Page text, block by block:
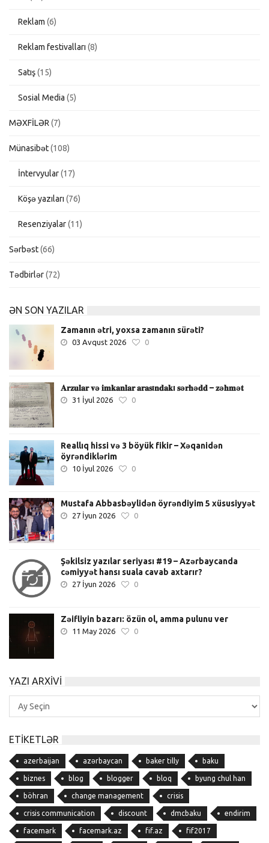
Reklam (6)
Reklam festivalları (8)
Satış(15)
Sosial Media (5)
MƏXFİLƏR (7)
Münasibət(108)
İntervyular(17)
Köşə yazıları (76)
Resenziyalar(11)
Sərbəst(66)
Tədbirlər(72)
ƏN SON YAZILAR
Zamanın ətri, yoxsa zamanın sürəti?
03 Avqust 2026 0
𝐀𝐫𝐳𝐮𝐥𝐚𝐫 𝐯ə 𝐢𝐦𝐤𝐚𝐧𝐥𝐚𝐫 𝐚𝐫𝐚𝐬ı𝐧𝐝𝐚𝐤ı 𝐬ə𝐫𝐡ə𝐝𝐝 – 𝐳ə𝐡𝐦ə𝐭
31 İyul 2026 0
Reallıq hissi və 3 böyük fikir – Xəqanidən
öyrəndiklərim
10 İyul 2026 0
Mustafa Abbasbəylidən öyrəndiyim 5 xüsusiyyət
27 İyun 2026 0
Şəkilsiz yazılar seriyası #19 – Azərbaycanda
cəmiyyət hansı suala cavab axtarır?
27 İyun 2026 0
Zəifliyin bazarı: özün ol, amma pulunu ver
11 May 2026 0
YAZI ARXIVI
Yazı
Arxivi
ETIKETLƏR
azerbaijan azərbaycan baker tilly baku
biznes blog blogger bloq byung chul han
böhran change management crisis
crisis communication discount dmcbaku endirim
facemark facemark.az fif.az fif2017